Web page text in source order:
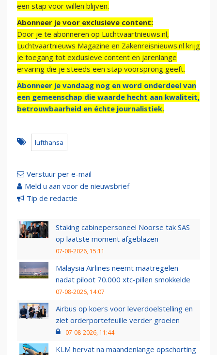
een stap voor willen blijven.
Abonneer je voor exclusieve content:
Door je te abonneren op Luchtvaartnieuws.nl,
Luchtvaartnieuws Magazine en Zakenreisnieuws.nl krijg
je toegang tot exclusieve content en jarenlange
ervaring die je steeds een stap voorsprong geeft.
Abonneer je vandaag nog en word onderdeel van
een gemeenschap die waarde hecht aan kwaliteit,
betrouwbaarheid en échte journalistiek.
lufthansa
Verstuur per e-mail
Meld u aan voor de nieuwsbrief
Tip de redactie
Staking cabinepersoneel Noorse tak SAS
op laatste moment afgeblazen
07-08-2026, 15:11
Malaysia Airlines neemt maatregelen
nadat piloot 70.000 xtc-pillen smokkelde
07-08-2026, 14:07
Airbus op koers voor leverdoelstelling en
ziet orderportefeuille verder groeien
07-08-2026, 11:44
KLM hervat na maandenlange opschorting